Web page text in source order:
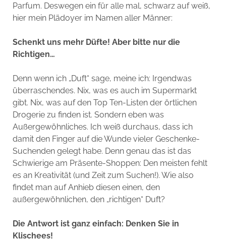
Parfum. Deswegen ein für alle mal, schwarz auf weiß,
hier mein Plädoyer im Namen aller Männer:
Schenkt uns mehr Düfte! Aber bitte nur die
Richtigen…
Denn wenn ich „Duft“ sage, meine ich: Irgendwas
überraschendes. Nix, was es auch im Supermarkt
gibt. Nix, was auf den Top Ten-Listen der örtlichen
Drogerie zu finden ist. Sondern eben was
Außergewöhnliches. Ich weiß durchaus, dass ich
damit den Finger auf die Wunde vieler Geschenke-
Suchenden gelegt habe. Denn genau das ist das
Schwierige am Präsente-Shoppen: Den meisten fehlt
es an Kreativität (und Zeit zum Suchen!). Wie also
findet man auf Anhieb diesen einen, den
außergewöhnlichen, den „richtigen“ Duft?
Die Antwort ist ganz einfach: Denken Sie in
Klischees!